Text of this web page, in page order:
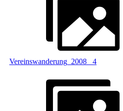
Vereinswanderung_2008 _4